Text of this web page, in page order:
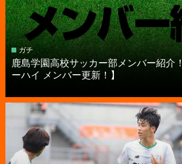
ガチ
鹿島学園高校サッカー部メンバー紹介
ーハイ メンバー更新！】